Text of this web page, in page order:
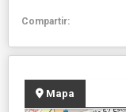
Compartir:
Mapa